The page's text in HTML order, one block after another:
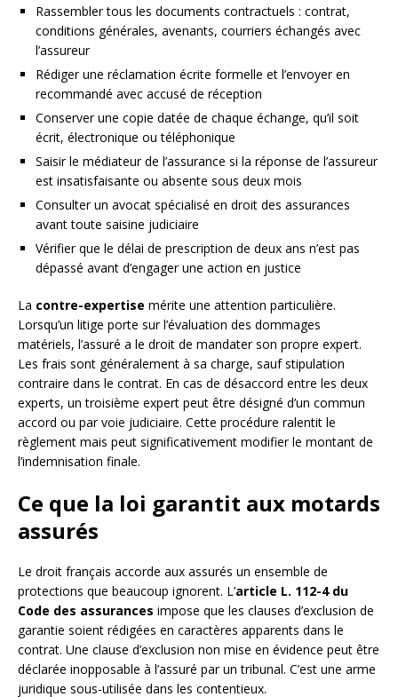
Rassembler tous les documents contractuels : contrat,
conditions générales, avenants, courriers échangés avec
l’assureur
Rédiger une réclamation écrite formelle et l’envoyer en
recommandé avec accusé de réception
Conserver une copie datée de chaque échange, qu’il soit
écrit, électronique ou téléphonique
Saisir le médiateur de l’assurance si la réponse de l’assureur
est insatisfaisante ou absente sous deux mois
Consulter un avocat spécialisé en droit des assurances
avant toute saisine judiciaire
Vérifier que le délai de prescription de deux ans n’est pas
dépassé avant d’engager une action en justice
La contre-expertise mérite une attention particulière.
Lorsqu’un litige porte sur l’évaluation des dommages
matériels, l’assuré a le droit de mandater son propre expert.
Les frais sont généralement à sa charge, sauf stipulation
contraire dans le contrat. En cas de désaccord entre les deux
experts, un troisième expert peut être désigné d’un commun
accord ou par voie judiciaire. Cette procédure ralentit le
règlement mais peut significativement modifier le montant de
l’indemnisation finale.
Ce que la loi garantit aux motards
assurés
Le droit français accorde aux assurés un ensemble de
protections que beaucoup ignorent. L’article L. 112-4 du
Code des assurances impose que les clauses d’exclusion de
garantie soient rédigées en caractères apparents dans le
contrat. Une clause d’exclusion non mise en évidence peut être
déclarée inopposable à l’assuré par un tribunal. C’est une arme
juridique sous-utilisée dans les contentieux.